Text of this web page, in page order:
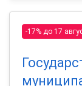
-17% до 17